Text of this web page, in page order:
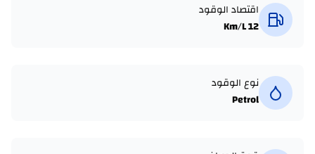
اقتصاد الوقود
12 Km/L
نوع الوقود
Petrol